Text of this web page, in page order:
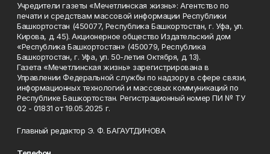
Учредители газеты «Мечетлинская жизнь»: Агентство по
печати и средствам массовой информации Республики
Башкортостан (450077, Республика Башкортостан, г. Уфа, ул.
Кирова, д. 45). Акционерное общество Издательский дом
«Республика Башкортостан» (450079, Республика
Башкортостан, г. Уфа, ул. 50-летия Октября, д. 13).
Газета «Мечетлинская жизнь» зарегистрирована в
Управлении Федеральной службы по надзору в сфере связи,
информационных технологий и массовых коммуникаций по
Республике Башкортостан. Регистрационный номер ПИ № ТУ
02 - 01831 от 19.05.2025 г.
Главный редактор Э. Ф. БАГАУТДИНОВА